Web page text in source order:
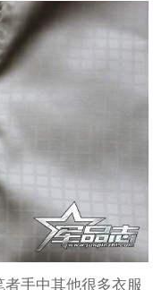
手中其他很多衣服